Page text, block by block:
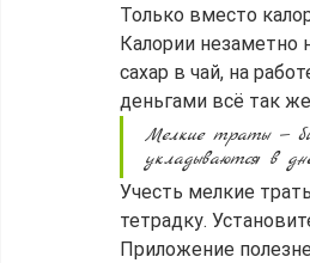
Только вместо
Калории незаметно
сахар в чай, на
деньгами всё так
Мелкие траты —
укладываются в
Учесть мелкие
тетрадку.
Приложение